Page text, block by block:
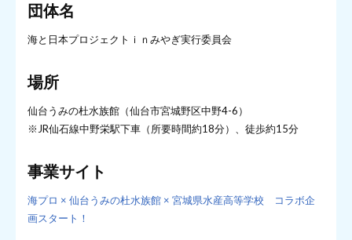
団体名
海と日本プロジェクトｉｎみやぎ実行委員会
場所
仙台うみの杜水族館（仙台市宮城野区中野4-6）
※JR仙石線中野栄駅下車（所要時間約18分）、徒歩約15分
事業サイト
海プロ × 仙台うみの杜水族館 × 宮城県水産高等学校 コラボ企
画スタート！